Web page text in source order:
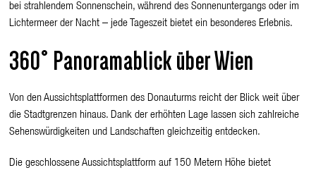
bei strahlendem Sonnenschein, während des Sonnenuntergangs oder im
Lichtermeer der Nacht – jede Tageszeit bietet ein besonderes Erlebnis.
360° Panoramablick über Wien
Von den Aussichtsplattformen des Donauturms reicht der Blick weit über
die Stadtgrenzen hinaus. Dank der erhöhten Lage lassen sich zahlreiche
Sehenswürdigkeiten und Landschaften gleichzeitig entdecken.
Die geschlossene Aussichtsplattform auf 150 Metern Höhe bietet